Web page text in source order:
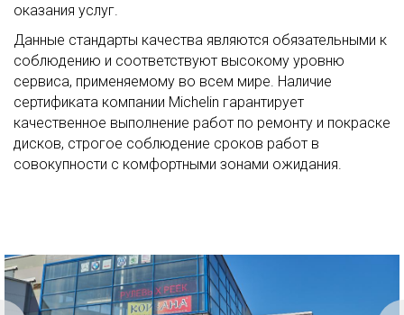
оказания услуг.
Данные стандарты качества являются обязательными к
соблюдению и соответствуют высокому уровню
сервиса, применяемому во всем мире. Наличие
сертификата компании Michelin гарантирует
качественное выполнение работ по ремонту и покраске
дисков, строгое соблюдение сроков работ в
совокупности с комфортными зонами ожидания.